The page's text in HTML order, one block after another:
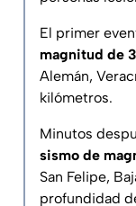
El primer
magnitud de
Alemán,
kilómetros.
Minutos
sismo de
San Felipe,
profundidad